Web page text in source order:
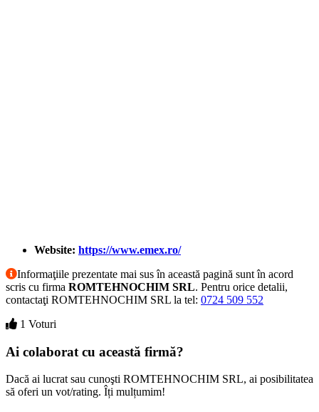
Website: https://www.emex.ro/
Informaţiile prezentate mai sus în această pagină sunt în acord
scris cu firma ROMTEHNOCHIM SRL. Pentru orice detalii,
contactaţi ROMTEHNOCHIM SRL la tel: 0724 509 552
1 Voturi
Ai colaborat cu această firmă?
Dacă ai lucrat sau cunoşti ROMTEHNOCHIM SRL, ai posibilitatea
să oferi un vot/rating. Îți mulțumim!